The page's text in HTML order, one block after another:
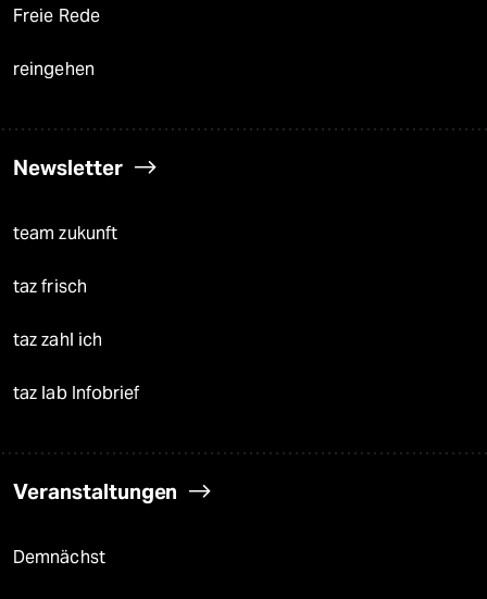
Freie Rede
reingehen
Newsletter
team zukunft
taz frisch
taz zahl ich
taz lab Infobrief
Veranstaltungen
Demnächst